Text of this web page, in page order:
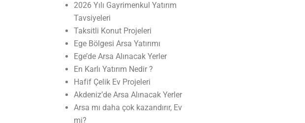
2026 Yılı Gayrimenkul Yatırım
Tavsiyeleri
Taksitli Konut Projeleri
Ege Bölgesi Arsa Yatırımı
Ege’de Arsa Alınacak Yerler
En Karlı Yatırım Nedir ?
Hafif Çelik Ev Projeleri
Akdeniz’de Arsa Alınacak Yerler
Arsa mı daha çok kazandırır, Ev
mi?